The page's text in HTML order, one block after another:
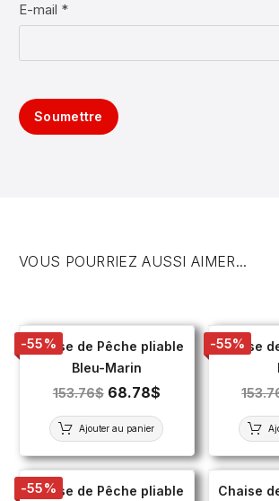
E-mail *
Soumettre
VOUS POURRIEZ AUSSI AIMER...
-55%
Chaise de Pêche pliable
Bleu-Marin
153.76$ 68.78$
Ajouter au panier
-55%
Chaise
-55%
Chaise de Pêche pliable
Chaise